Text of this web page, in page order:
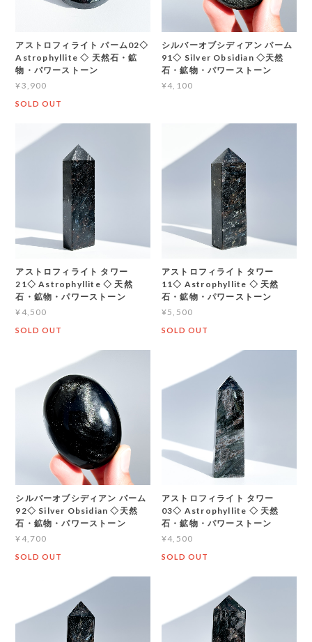
アストロフィライト パーム02◇
Astrophyllite ◇ 天然石・鉱
物・パワーストーン
¥3,900
SOLD OUT
シルバーオブシディアン パーム
91◇ Silver Obsidian ◇天然
石・鉱物・パワーストーン
¥4,100
アストロフィライト タワー
21◇ Astrophyllite ◇ 天然
石・鉱物・パワーストーン
¥4,500
SOLD OUT
アストロフィライト タワー
11◇ Astrophyllite ◇ 天然
石・鉱物・パワーストーン
¥5,500
SOLD OUT
シルバーオブシディアン パーム
92◇ Silver Obsidian ◇天然
石・鉱物・パワーストーン
¥4,700
SOLD OUT
アストロフィライト タワー
03◇ Astrophyllite ◇ 天然
石・鉱物・パワーストーン
¥4,500
SOLD OUT